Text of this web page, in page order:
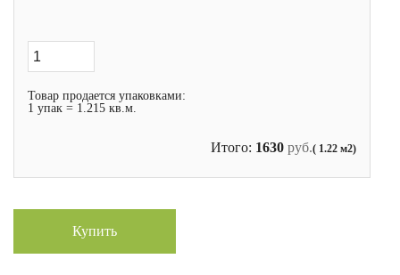
Товар продается упаковками:
1 упак = 1.215 кв.м.
Итого: 1630 руб.( 1.22 м2)
Купить